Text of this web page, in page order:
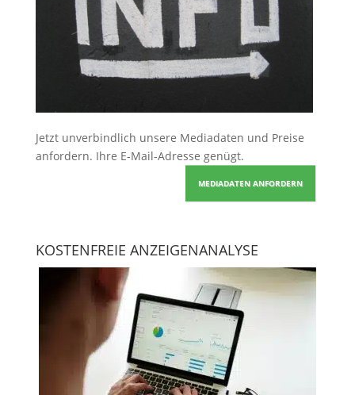
Jetzt unverbindlich unsere Mediadaten und Preise
anfordern. Ihre E-Mail-Adresse genügt.
MEDIADATEN ANFORDERN
KOSTENFREIE ANZEIGENANALYSE